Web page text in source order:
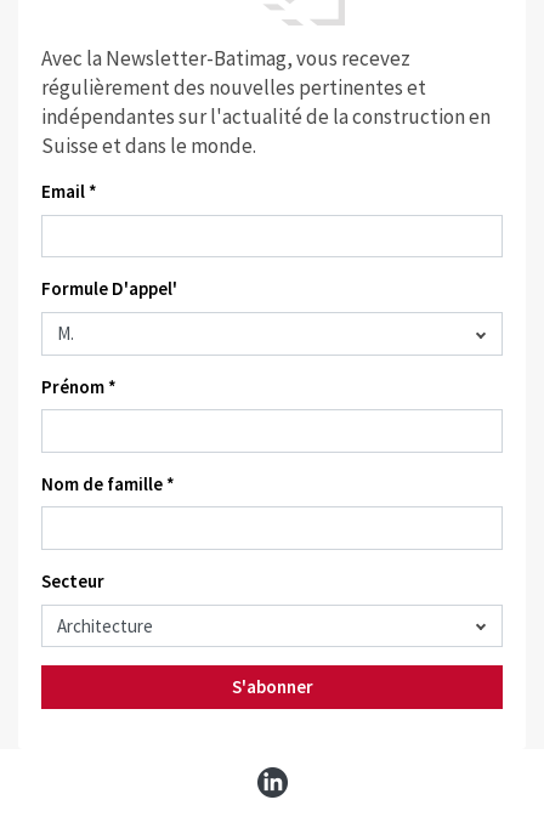
Avec la Newsletter-Batimag, vous recevez
régulièrement des nouvelles pertinentes et
indépendantes sur l'actualité de la construction en
Suisse et dans le monde.
Email *
Formule D'appel'
Prénom *
Nom de famille *
Secteur
S'abonner